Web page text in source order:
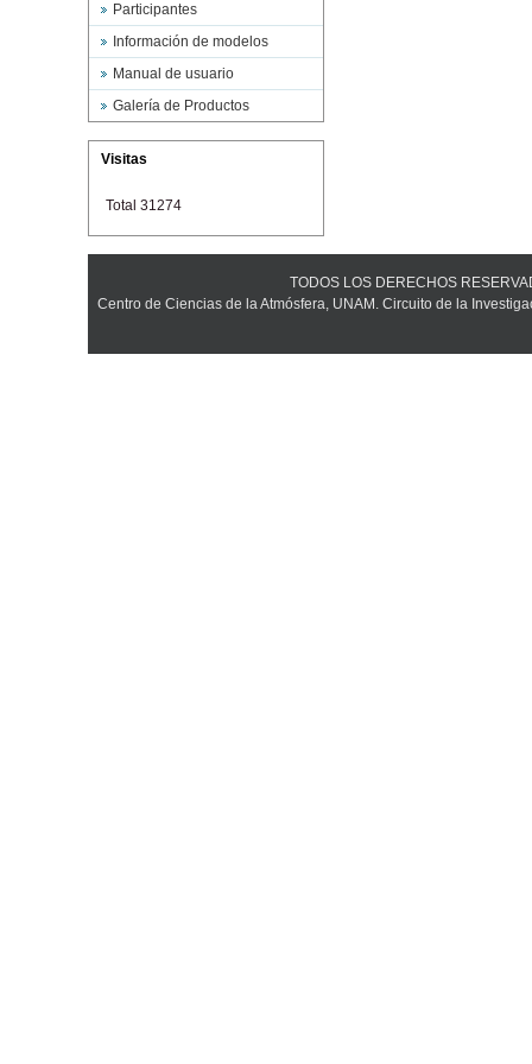
Participantes
Información de modelos
Manual de usuario
Galería de Productos
Visitas
Total 31274
TODOS LOS DERECHOS
Centro de Ciencias de la Atmósfera, UNAM. Circuito de la